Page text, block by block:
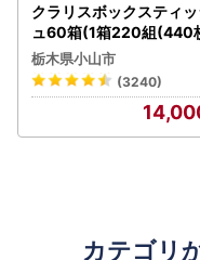
クラリスボックスティ
ュ60箱(1箱220組(440
(5個入り×12セット)【配
不可地域：離島・沖縄県
【1256759】
栃木県小山市
(3240)
カテゴリ